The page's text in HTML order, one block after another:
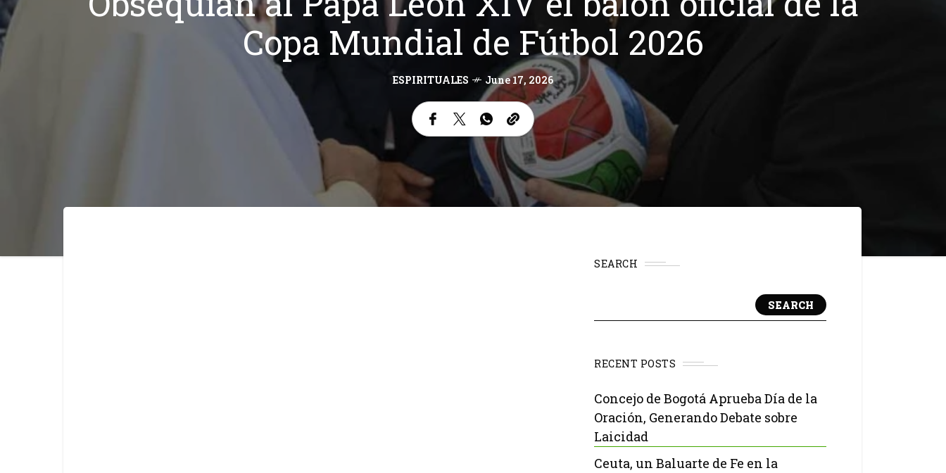
Copa Mundial de Fútbol 2026
ESPIRITUALES June 17, 2026
SEARCH
SEARCH
RECENT POSTS
Concejo de Bogotá Aprueba Día de la
Oración, Generando Debate sobre
Laicidad
Ceuta, un Baluarte de Fe en la